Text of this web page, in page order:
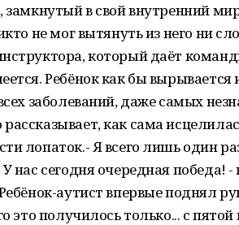
замкнутый в свой внутренний
не мог вытянуть из него ни
который даёт
Ребёнок как бы вырывается
заболеваний, даже самых
как сама
лопаток.- Я всего лишь один
нас сегодня очередная победа!
аутист впервые поднял
это получилось только... с